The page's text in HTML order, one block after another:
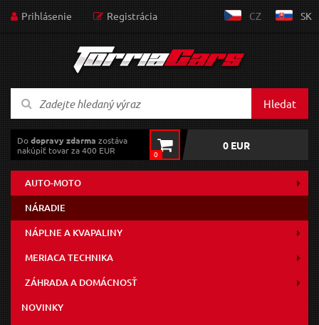
Prihlásenie Registrácia CZ SK
Hledat
Dodopravy zdarma zostáva
nakúpiť tovar za 400 EUR
0
0 EUR
AUTO-MOTO
NÁRADIE
NÁPLNE A KVAPALINY
MERIACA TECHNIKA
ZÁHRADA A DOMÁCNOSŤ
NOVINKY